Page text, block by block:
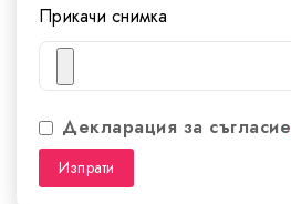
Прикачи снимка
Декларация за съгласие
Изпрати